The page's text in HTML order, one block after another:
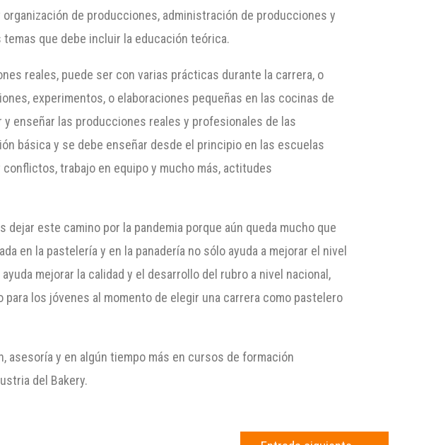
de producciones, administración de producciones y
que debe incluir la educación teórica.
reales, puede ser con varias prácticas durante la carrera, o
experimentos, o elaboraciones pequeñas en las cocinas de
enseñar las producciones reales y profesionales de las
básica y se debe enseñar desde el principio en las escuelas
trabajo en equipo y mucho más, actitudes
dejar este camino por la pandemia porque aún queda mucho que
en la pastelería y en la panadería no sólo ayuda a mejorar el nivel
mejorar la calidad y el desarrollo del rubro a nivel nacional,
los jóvenes al momento de elegir una carrera como pastelero
asesoría y en algún tiempo más en cursos de formación
del Bakery.